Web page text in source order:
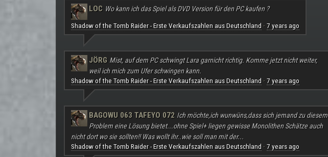
LOC Wo kann ich das Spiel als DVD Version für den PC kaufen ?
Shadow of the Tomb Raider - Erste Verkaufszahlen aus Deutschland · 7 years ago
JÖRG Mist, auf dem PC schwingt Lara garnicht richtig. Komme jetzt nicht weiter,
weil ich mich zum Ufer schwingen kann.
Shadow of the Tomb Raider - Erste Verkaufszahlen aus Deutschland · 7 years ago
BAGOWU 063 TAFEYO 072 Ich möchte,ich wunwüns,dass sich jemand zu diesem
Problem eine Lösung bietet...ohne Spiel+ liegen gewisse Monolithen Schätze auch
nicht dort wo sie sollten!! Was wollt ihr..wie soll man mit der...
Shadow of the Tomb Raider - Erste Verkaufszahlen aus Deutschland · 7 years ago